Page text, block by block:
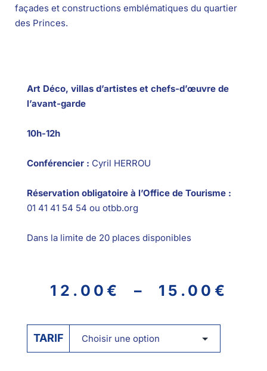
façades et constructions emblématiques du quartier
des Princes.
Art Déco, villas d’artistes et chefs-d’œuvre de
l’avant-garde
10h-12h
Conférencier : Cyril HERROU
Réservation obligatoire à l’Office de Tourisme :
01 41 41 54 54 ou otbb.org
Dans la limite de 20 places disponibles
12.00€ – 15.00 €
TARIF